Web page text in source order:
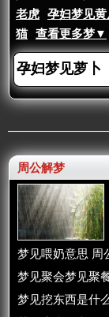
老虎
孕妇梦见黄
猫
查看更多梦▼
周公解梦
梦见喂奶意思 周
梦见聚会梦见聚
梦见挖东西是什